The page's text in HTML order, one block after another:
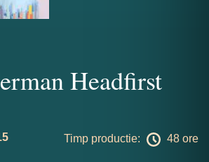
Headfirst
Timp productie: 48 ore